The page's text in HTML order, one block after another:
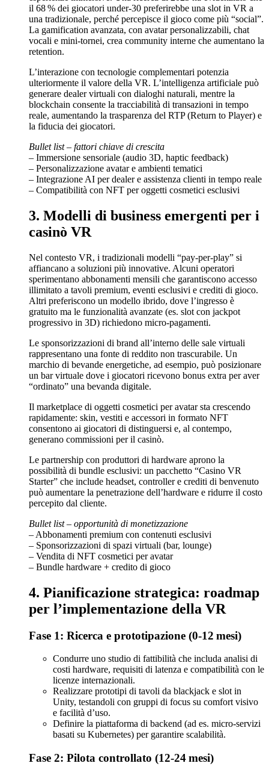
il 68 % dei giocatori under‑30 preferirebbe una slot in VR a
una tradizionale, perché percepisce il gioco come più “social”.
La gamification avanzata, con avatar personalizzabili, chat
vocali e mini‑tornei, crea community interne che aumentano la
retention.
L’interazione con tecnologie complementari potenzia
ulteriormente il valore della VR. L’intelligenza artificiale può
generare dealer virtuali con dialoghi naturali, mentre la
blockchain consente la tracciabilità di transazioni in tempo
reale, aumentando la trasparenza del RTP (Return to Player) e
la fiducia dei giocatori.
Bullet list – fattori chiave di crescita
– Immersione sensoriale (audio 3D, haptic feedback)
– Personalizzazione avatar e ambienti tematici
– Integrazione AI per dealer e assistenza clienti in tempo reale
– Compatibilità con NFT per oggetti cosmetici esclusivi
3. Modelli di business emergenti per i
casinò VR
Nel contesto VR, i tradizionali modelli “pay‑per‑play” si
affiancano a soluzioni più innovative. Alcuni operatori
sperimentano abbonamenti mensili che garantiscono accesso
illimitato a tavoli premium, eventi esclusivi e crediti di gioco.
Altri preferiscono un modello ibrido, dove l’ingresso è
gratuito ma le funzionalità avanzate (es. slot con jackpot
progressivo in 3D) richiedono micro‑pagamenti.
Le sponsorizzazioni di brand all’interno delle sale virtuali
rappresentano una fonte di reddito non trascurabile. Un
marchio di bevande energetiche, ad esempio, può posizionare
un bar virtuale dove i giocatori ricevono bonus extra per aver
“ordinato” una bevanda digitale.
Il marketplace di oggetti cosmetici per avatar sta crescendo
rapidamente: skin, vestiti e accessori in formato NFT
consentono ai giocatori di distinguersi e, al contempo,
generano commissioni per il casinò.
Le partnership con produttori di hardware aprono la
possibilità di bundle esclusivi: un pacchetto “Casino VR
Starter” che include headset, controller e crediti di benvenuto
può aumentare la penetrazione dell’hardware e ridurre il costo
percepito dal cliente.
Bullet list – opportunità di monetizzazione
– Abbonamenti premium con contenuti esclusivi
– Sponsorizzazioni di spazi virtuali (bar, lounge)
– Vendita di NFT cosmetici per avatar
– Bundle hardware + credito di gioco
4. Pianificazione strategica: roadmap
per l’implementazione della VR
Fase 1: Ricerca e prototipazione (0‑12 mesi)
Condurre uno studio di fattibilità che includa analisi di
costi hardware, requisiti di latenza e compatibilità con le
licenze internazionali.
Realizzare prototipi di tavoli da blackjack e slot in
Unity, testandoli con gruppi di focus su comfort visivo
e facilità d’uso.
Definire la piattaforma di backend (ad es. micro‑servizi
basati su Kubernetes) per garantire scalabilità.
Fase 2: Pilota controllato (12‑24 mesi)